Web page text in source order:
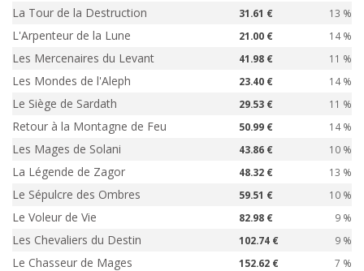
La Tour de la Destruction 31.61 € 13 %
L'Arpenteur de la Lune 21.00 € 14 %
Les Mercenaires du Levant 41.98 € 11 %
Les Mondes de l'Aleph 23.40 € 14 %
Le Siège de Sardath 29.53 € 11 %
Retour à la Montagne de Feu 50.99 € 14 %
Les Mages de Solani 43.86 € 10 %
La Légende de Zagor 48.32 € 13 %
Le Sépulcre des Ombres 59.51 € 10 %
Le Voleur de Vie 82.98 € 9 %
Les Chevaliers du Destin 102.74 € 9 %
Le Chasseur de Mages 152.62 € 7 %